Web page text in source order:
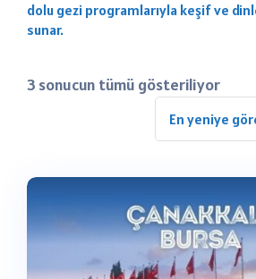
dolu gezi programlarıyla keşif ve
sunar.
3 sonucun tümü gösteriliyor